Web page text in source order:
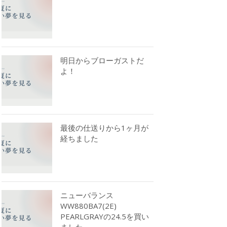
明日からブローガストだ
よ！
最後の仕送りから1ヶ月が
経ちました
ニューバランス
WW880BA7(2E)
PEARLGRAYの24.5を買い